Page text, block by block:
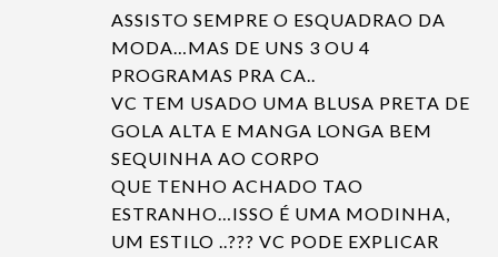
ASSISTO SEMPRE O ESQUADRAO DA
MODA…MAS DE UNS 3 OU 4
PROGRAMAS PRA CA..
VC TEM USADO UMA BLUSA PRETA DE
GOLA ALTA E MANGA LONGA BEM
SEQUINHA AO CORPO
QUE TENHO ACHADO TAO
ESTRANHO…ISSO É UMA MODINHA,
UM ESTILO ..??? VC PODE EXPLICAR